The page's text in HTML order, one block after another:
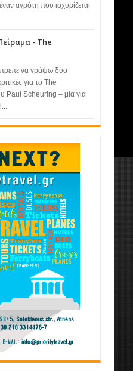
αγρότη που ισχυρίζεται
- The
να γράψω δύο
για το The
Paul Scheuring – μία για